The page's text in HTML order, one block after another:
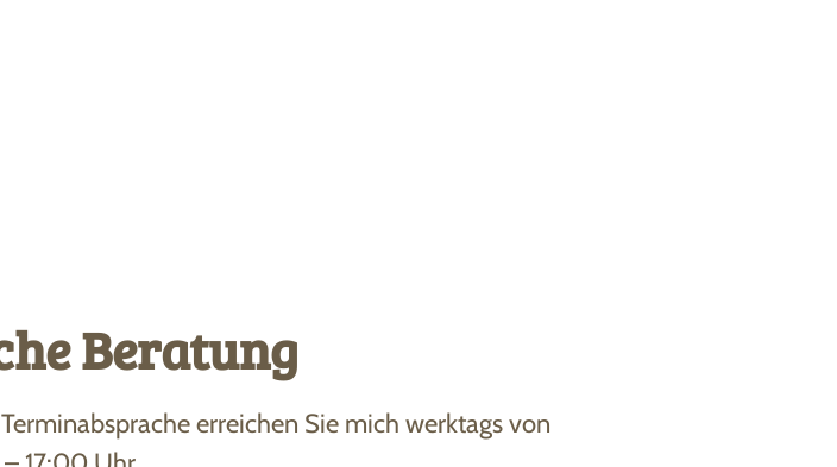
Beratung
erreichen Sie mich werktags von